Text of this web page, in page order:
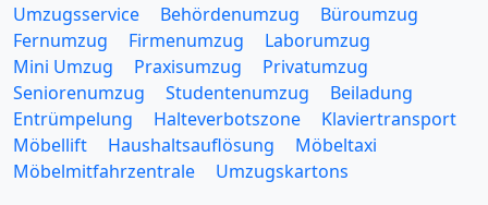
Umzugsservice Behördenumzug
Büroumzug
Fernumzug
Firmenumzug
Laborumzug
Mini Umzug
Praxisumzug
Privatumzug
Seniorenumzug
Studentenumzug
Beiladung
Entrümpelung
Halteverbotszone
Klaviertransport
Möbellift
Haushaltsauflösung
Möbeltaxi
Möbelmitfahrzentrale
Umzugskartons